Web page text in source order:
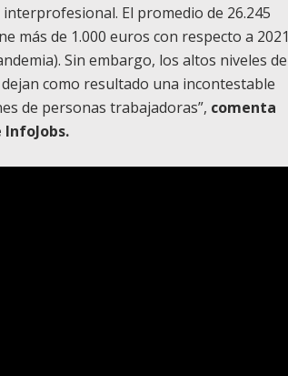
El promedio de 26.245
más de 1.000 euros con respecto a 2021
Sin embargo, los altos niveles de
como resultado una incontestable
de personas trabajadoras”, comenta
InfoJobs.